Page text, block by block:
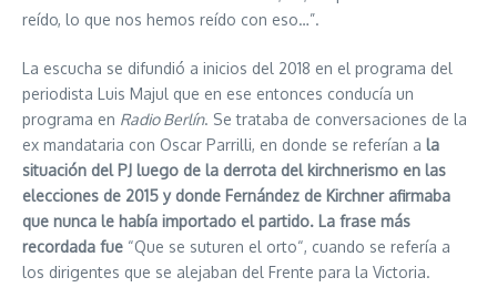
reído, lo que nos hemos reído con eso…”.
La escucha se difundió a inicios del 2018 en el programa del
periodista Luis Majul que en ese entonces conducía un
programa en Radio Berlín. Se trataba de conversaciones de la
ex mandataria con Oscar Parrilli, en donde se referían a la
situación del PJ luego de la derrota del kirchnerismo en las
elecciones de 2015 y donde Fernández de Kirchner afirmaba
que nunca le había importado el partido. La frase más
recordada fue “Que se suturen el orto“, cuando se refería a
los dirigentes que se alejaban del Frente para la Victoria.